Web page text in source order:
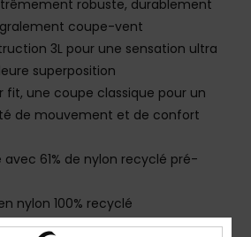
robuste, durablement
coupe-vent
3L pour une sensation ultra
superposition
fit, une coupe classique pour un
de mouvement et de confort
61% de nylon recyclé pré-
nylon 100% recyclé
entièrement étanchées